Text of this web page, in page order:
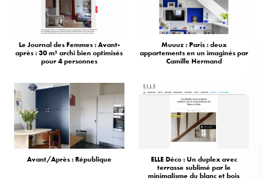
Le Journal des Femmes : Avant-
après : 30 m² archi bien optimisés
pour 4 personnes
Muuuz : Paris : deux
appartements en un imaginés par
Camille Hermand
Avant/Après : République
ELLE Déco : Un duplex avec
terrasse sublimé par le
minimalisme du blanc et bois